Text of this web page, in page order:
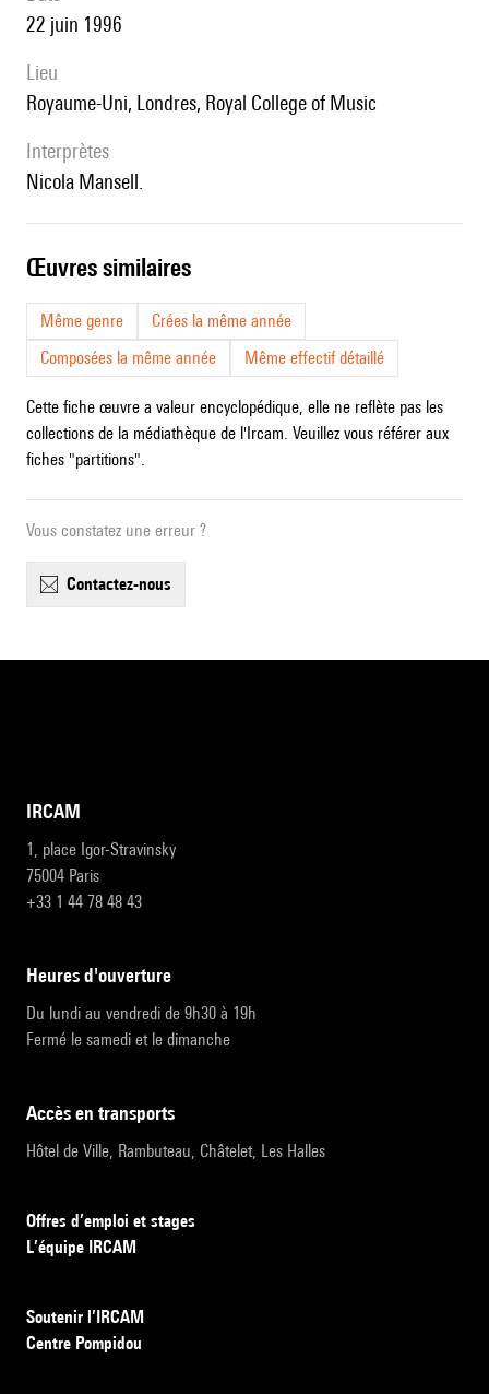
22 juin 1996
lieu
Royaume-Uni, Londres, Royal College of Music
interprètes
Nicola Mansell.
œuvres similaires
Même genre
Crées la même année
Composées la même année
Même effectif détaillé
Cette fiche œuvre a valeur encyclopédique, elle ne reflète pas les
collections de la médiathèque de l'Ircam. Veuillez vous référer aux
fiches "partitions".
Vous constatez une erreur ?
contactez-nous
IRCAM
1, place Igor-Stravinsky
75004 Paris
+33 1 44 78 48 43
heures d'ouverture
Du lundi au vendredi de 9h30 à 19h
Fermé le samedi et le dimanche
accès en transports
Hôtel de Ville, Rambuteau, Châtelet, Les Halles
Offres d’emploi et stages
L’équipe IRCAM
Soutenir l’IRCAM
Centre Pompidou